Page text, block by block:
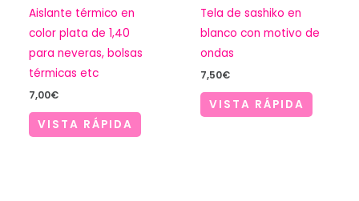
Aislante térmico en
color plata de 1,40
para neveras, bolsas
térmicas etc
7,00€
VISTA RÁPIDA
Tela de sashiko en
blanco con motivo de
ondas
7,50€
VISTA RÁPIDA